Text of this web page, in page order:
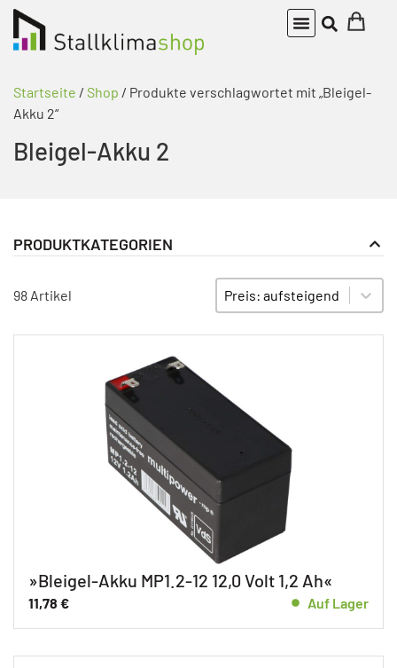
Startseite / Shop / Produkte verschlagwortet mit „Bleigel-
Akku 2“
Bleigel-Akku 2
PRODUKTKATEGORIEN
98 Artikel
SORTIEREN
Sort content
»Bleigel-Akku MP1.2-12 12,0 Volt 1,2 Ah«
11,78 € Auf Lager